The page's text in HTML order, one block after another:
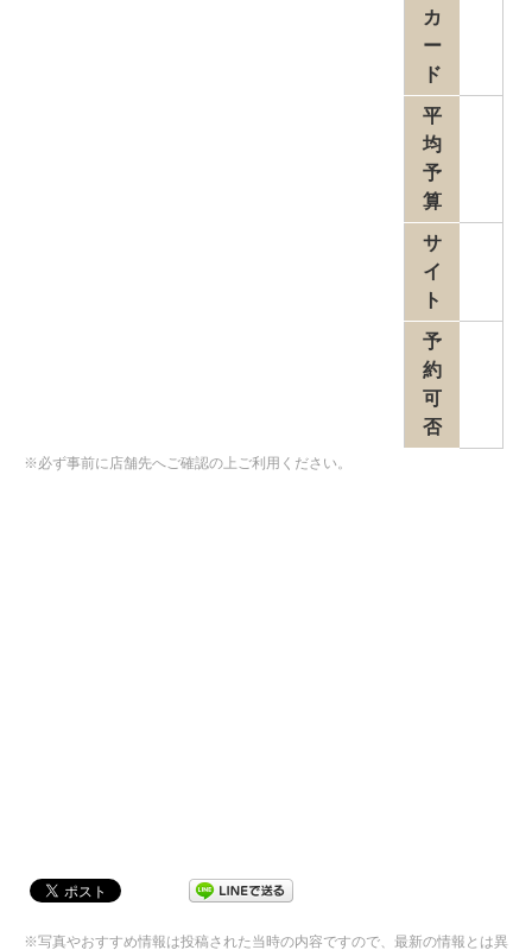
カ
ー
ド
平
均
予
算
サ
イ
ト
予
約
可
否
※必ず事前に店舗先へご確認の上ご利用ください。
※写真やおすすめ情報は投稿された当時の内容ですので、最新の情報とは異